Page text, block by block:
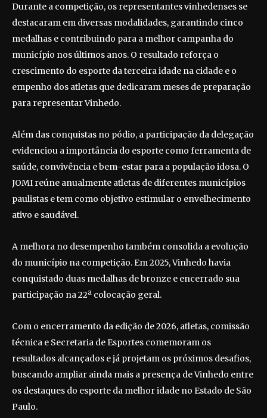
Durante a competição, os representantes vinhedenses se
destacaram em diversas modalidades, garantindo cinco
medalhas e contribuindo para a melhor campanha do
município nos últimos anos. O resultado reforça o
crescimento do esporte da terceira idade na cidade e o
empenho dos atletas que dedicaram meses de preparação
para representar Vinhedo.
Além das conquistas no pódio, a participação da delegação
evidenciou a importância do esporte como ferramenta de
saúde, convivência e bem-estar para a população idosa. O
JOMI reúne anualmente atletas de diferentes municípios
paulistas e tem como objetivo estimular o envelhecimento
ativo e saudável.
A melhora no desempenho também consolida a evolução
do município na competição. Em 2025, Vinhedo havia
conquistado duas medalhas de bronze e encerrado sua
participação na 22ª colocação geral.
Com o encerramento da edição de 2026, atletas, comissão
técnica e Secretaria de Esportes comemoram os
resultados alcançados e já projetam os próximos desafios,
buscando ampliar ainda mais a presença de Vinhedo entre
os destaques do esporte da melhor idade no Estado de São
Paulo.